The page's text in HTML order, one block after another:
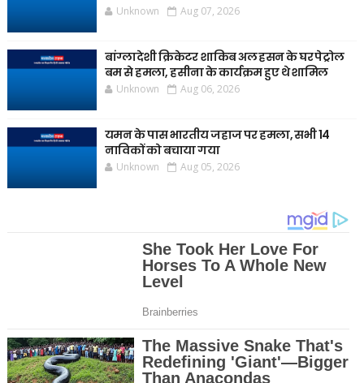
Unknown Aug 07, 2026
बांग्लादेशी क्रिकेटर शाकिब अल हसन के घर पेट्रोल
बम से हमला, हसीना के कार्यक्रम हुए थे शामिल
Unknown Aug 06, 2026
यमन के पास भारतीय जहाज पर हमला, सभी 14
नाविकों को बचाया गया
Unknown Aug 05, 2026